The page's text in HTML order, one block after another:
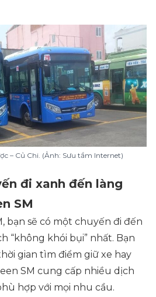
– Củ Chi. (Ảnh: Sưu tầm Internet)
đi xanh đến làng
SM
bạn sẽ có một chuyến đi đến
“không khói bụi” nhất. Bạn
gian tìm điểm giữ xe hay
SM cung cấp nhiều dịch
hợp với mọi nhu cầu.